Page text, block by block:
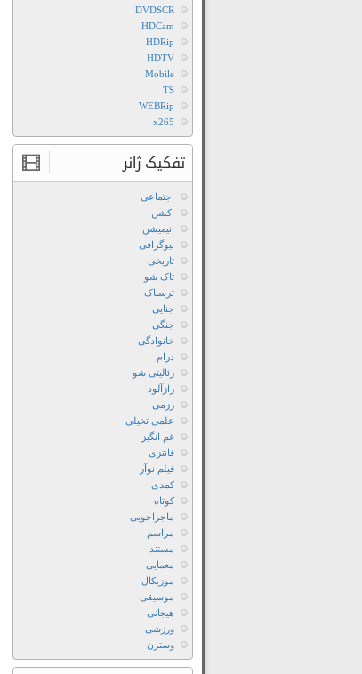
DVDSCR
HDCam
HDRip
HDTV
Mobile
TS
WEBRip
x265
تفکیک ژانر
اجتماعی
اکشن
انیمیشن
بیوگرافی
تاریخی
تاک شو
ترسناک
جنایی
جنگی
خانوادگی
درام
رئالیتی شو
رازآلود
رزمی
علمی تخیلی
غم انگیز
فانتزی
فیلم نوآر
کمدی
کوتاه
ماجراجویی
مراسم
مستند
معمایی
موزیکال
موسیقی
هیجانی
ورزشی
وسترن